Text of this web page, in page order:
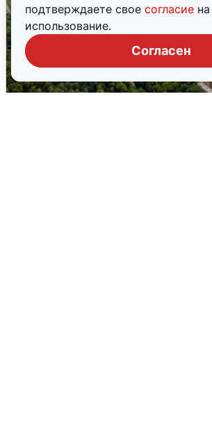
подтверждаете свое согласие
использование.
Согласен